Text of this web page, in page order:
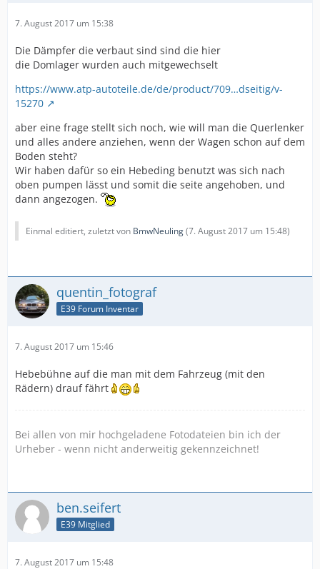
7. August 2017 um 15:38
Die Dämpfer die verbaut sind sind die hier
die Domlager wurden auch mitgewechselt
https://www.atp-autoteile.de/de/product/709…dseitig/v-
15270
aber eine frage stellt sich noch, wie will man die Querlenker
und alles andere anziehen, wenn der Wagen schon auf dem
Boden steht?
Wir haben dafür so ein Hebeding benutzt was sich nach
oben pumpen lässt und somit die seite angehoben, und
dann angezogen.
Einmal editiert, zuletzt von BmwNeuling(7. August 2017 um 15:48)
quentin_fotograf
E39 Forum Inventar
7. August 2017 um 15:46
Hebebühne auf die man mit dem Fahrzeug (mit den
Rädern) drauf fährt
Bei allen von mir hochgeladene Fotodateien bin ich der
Urheber - wenn nicht anderweitig gekennzeichnet!
ben.seifert
E39 Mitglied
7. August 2017 um 15:48